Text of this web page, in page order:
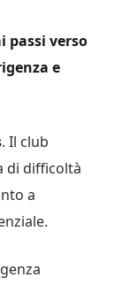
passi verso
e
. Il club
di difficoltà
a